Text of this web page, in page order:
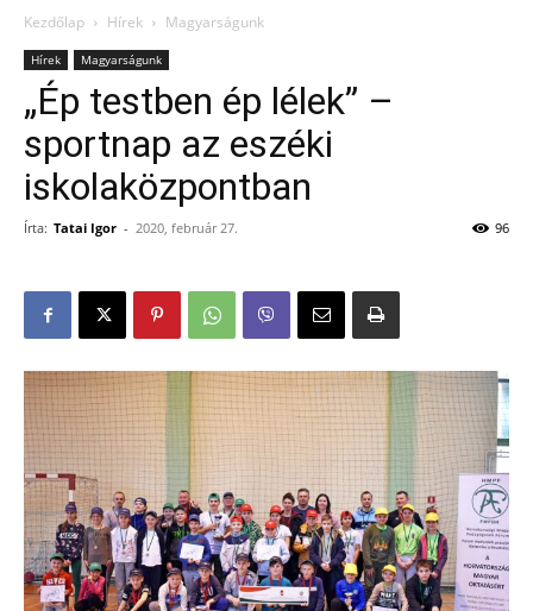
Kezdőlap Hírek Magyarságunk
Hírek Magyarságunk
„Ép testben ép lélek” –
sportnap az eszéki
iskolaközpontban
Írta: Tatai Igor - 2020, február 27. 96